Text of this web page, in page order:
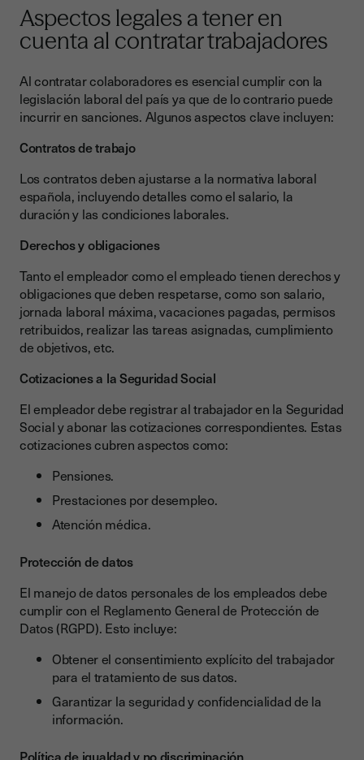
Aspectos legales a tener en
cuenta al contratar trabajadores
Al contratar colaboradores es esencial cumplir con la
legislación laboral del país ya que de lo contrario puede
incurrir en sanciones. Algunos aspectos clave incluyen:
Contratos de trabajo
Los contratos deben ajustarse a la normativa laboral
española, incluyendo detalles como el salario, la
duración y las condiciones laborales.
Derechos y obligaciones
Tanto el empleador como el empleado tienen derechos y
obligaciones que deben respetarse, como son salario,
jornada laboral máxima, vacaciones pagadas, permisos
retribuidos, realizar las tareas asignadas, cumplimiento
de objetivos, etc.
Cotizaciones a la Seguridad Social
El empleador debe registrar al trabajador en la Seguridad
Social y abonar las cotizaciones correspondientes. Estas
cotizaciones cubren aspectos como:
Pensiones.
Prestaciones por desempleo.
Atención médica.
Protección de datos
El manejo de datos personales de los empleados debe
cumplir con el Reglamento General de Protección de
Datos (RGPD). Esto incluye:
Obtener el consentimiento explícito del trabajador
para el tratamiento de sus datos.
Garantizar la seguridad y confidencialidad de la
información.